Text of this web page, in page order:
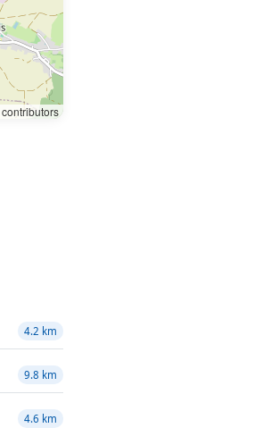
contributors
4.2 km
9.8 km
4.6 km